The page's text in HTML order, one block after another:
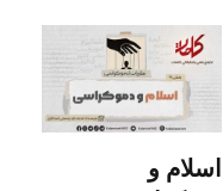
اسلام و